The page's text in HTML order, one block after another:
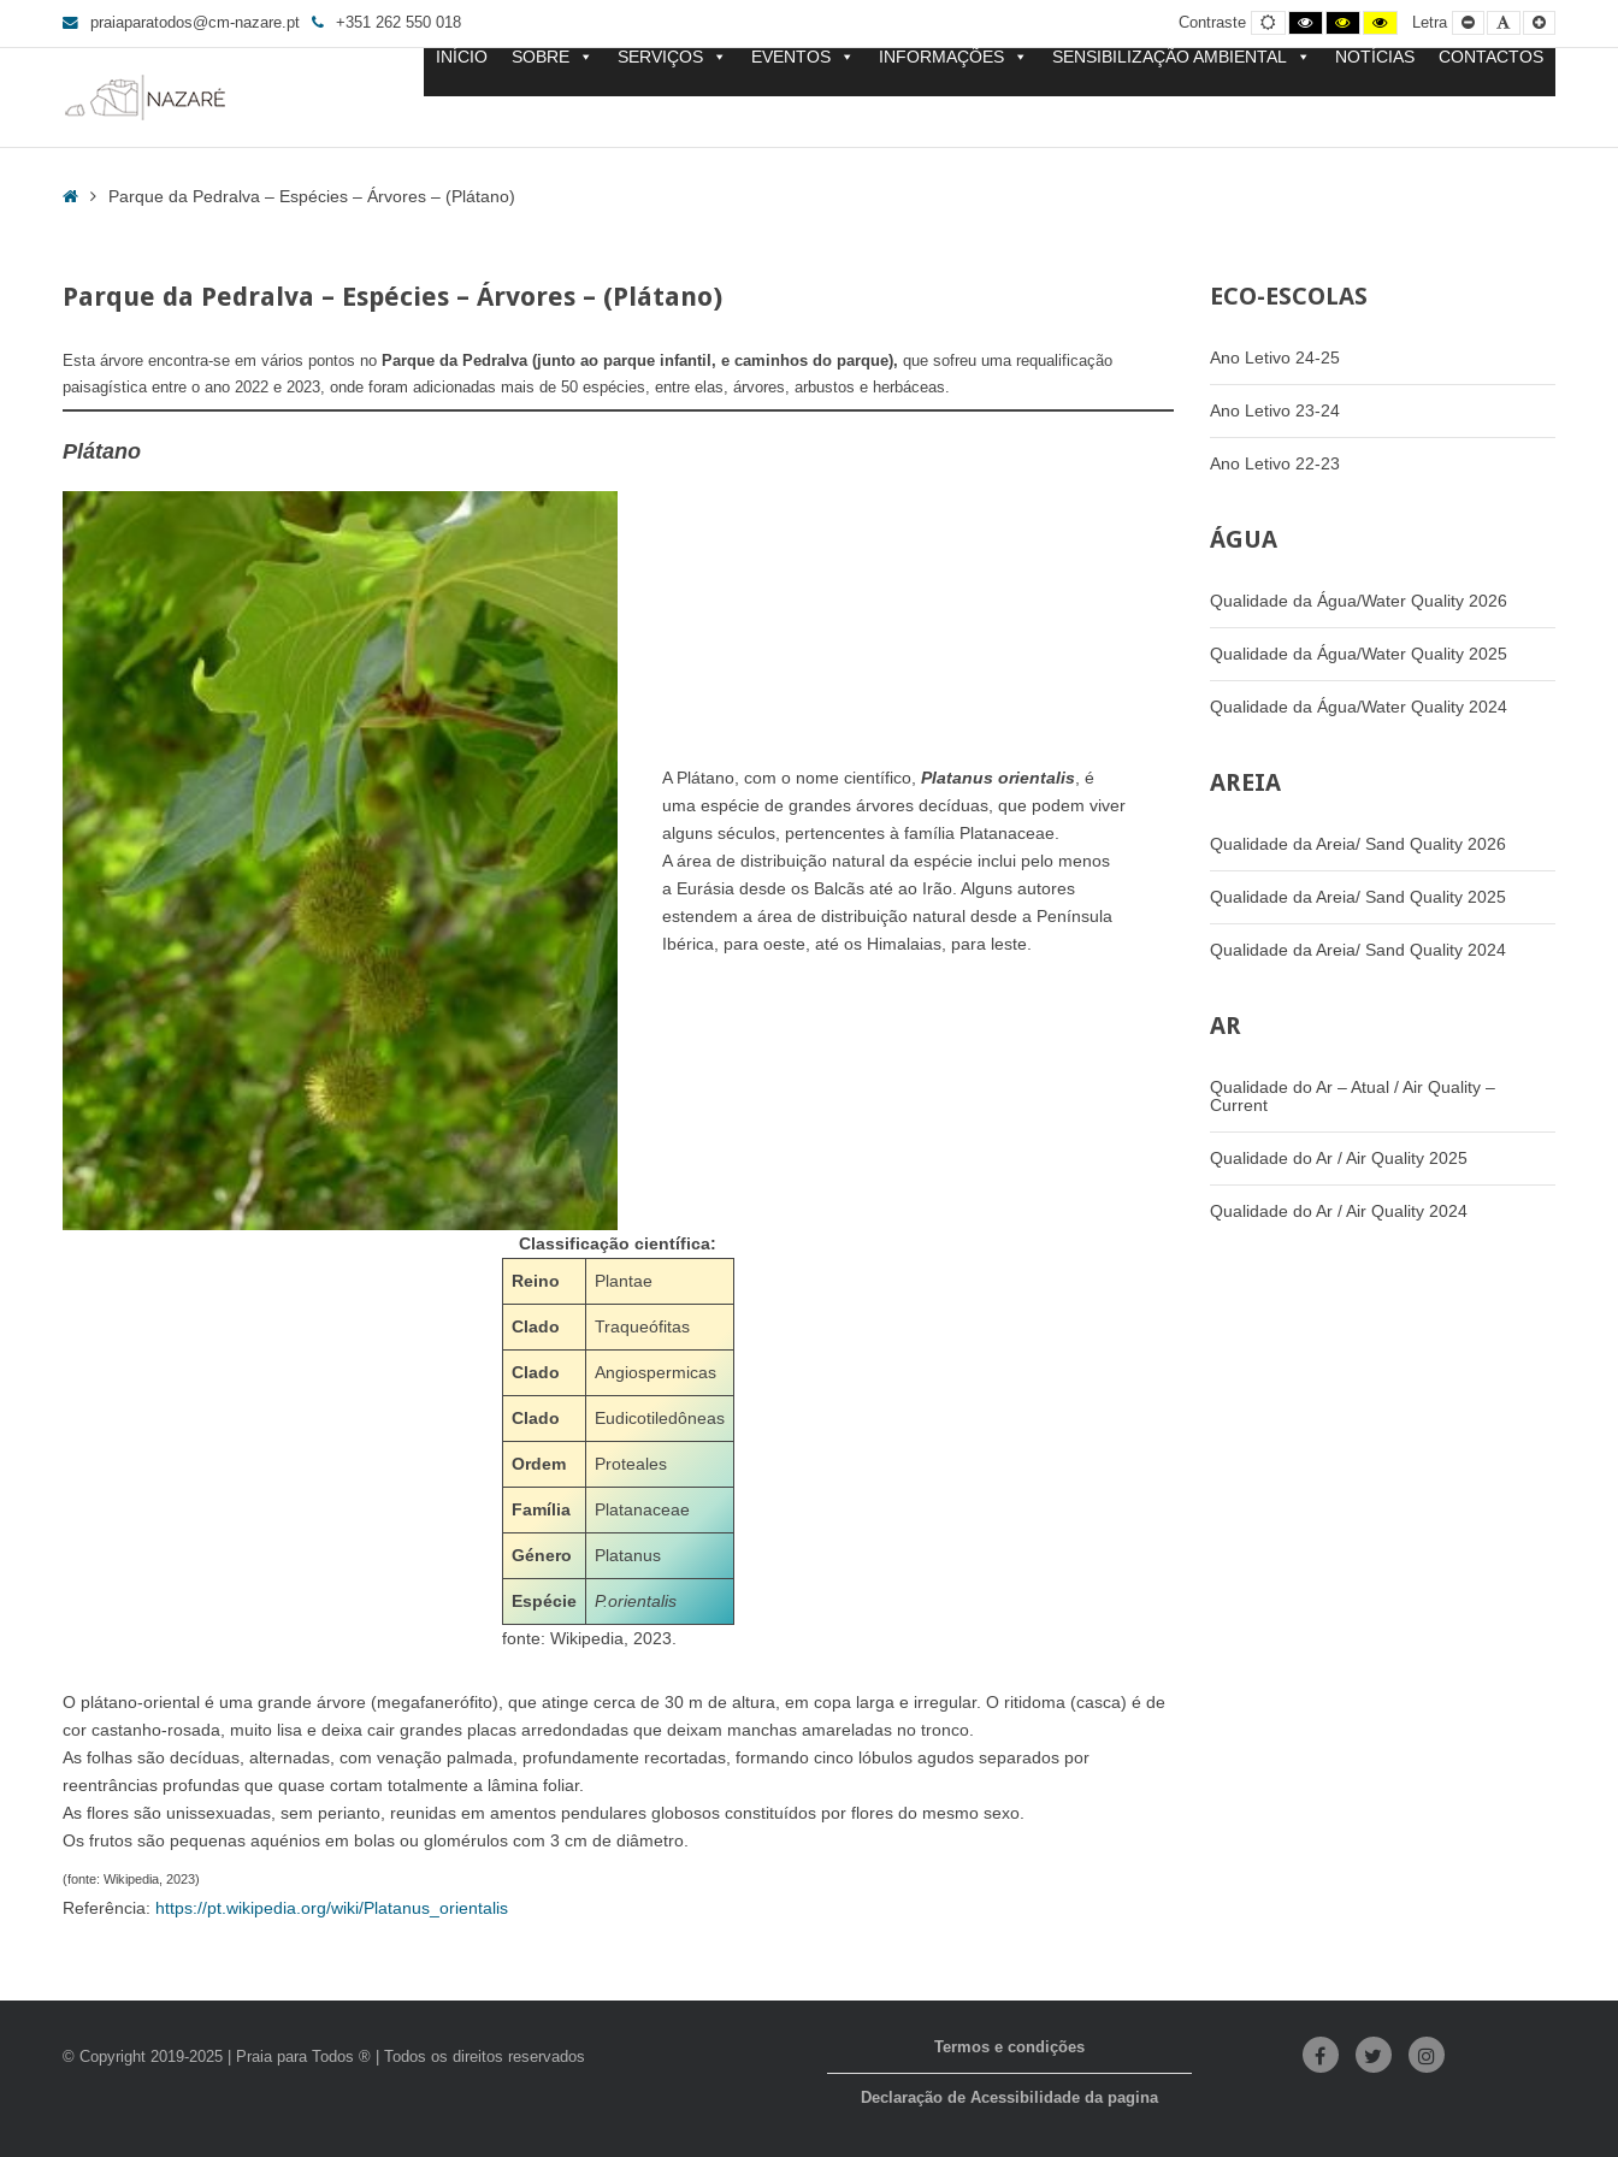
(Plátano)
praiaparatodos@cm-nazare.pt +351 262 550 018 Contraste
Contraste
normal
Contraste
preto
e
branco
Contraste
preto
e
amarelo
Yellow
and
Black
contrast
Letra
Smaller
Font
Letra
por
defeito
Letra
maior
INÍCIO SOBRE SERVIÇOS EVENTOS INFORMAÇÕES SENSIBILIZAÇÃO AMBIENTAL NOTÍCIAS CONTACTOS
HomeParque da Pedralva – Espécies – Árvores – (Plátano)
Parque da Pedralva – Espécies – Árvores – (Plátano)
Esta árvore encontra-se em vários pontos no Parque da Pedralva (junto ao parque infantil, e caminhos do parque), que sofreu uma requalificação
paisagística entre o ano 2022 e 2023, onde foram adicionadas mais de 50 espécies, entre elas, árvores, arbustos e herbáceas.
Plátano
A Plátano, com o nome científico,Platanus orientalis , é
uma espécie de grandes árvores decíduas, que podem viver
alguns séculos, pertencentes à família Platanaceae.
A área de distribuição natural da espécie inclui pelo menos
a Eurásia desde os Balcãs até ao Irão. Alguns autores
estendem a área de distribuição natural desde a Península
Ibérica, para oeste, até os Himalaias, para leste.
Classificação científica:
Reino
Plantae
Clado Traqueófitas
Clado Angiospermicas
Clado Eudicotiledôneas
Ordem Proteales
Família Platanaceae
Género Platanus
Espécie
P.orientalis
fonte: Wikipedia, 2023.
O plátano-oriental é uma grande árvore (megafanerófito), que atinge cerca de 30 m de altura, em copa larga e irregular. O ritidoma (casca) é de
cor castanho-rosada, muito lisa e deixa cair grandes placas arredondadas que deixam manchas amareladas no tronco.
As folhas são decíduas, alternadas, com venação palmada, profundamente recortadas, formando cinco lóbulos agudos separados por
reentrâncias profundas que quase cortam totalmente a lâmina foliar.
As flores são unissexuadas, sem perianto, reunidas em amentos pendulares globosos constituídos por flores do mesmo sexo.
Os frutos são pequenas aquénios em bolas ou glomérulos com 3 cm de diâmetro.
(fonte: Wikipedia, 2023)
Referência: https://pt.wikipedia.org/wiki/Platanus_orientalis
ECO-ESCOLAS
Ano Letivo 24-25
Ano Letivo 23-24
Ano Letivo 22-23
ÁGUA
Qualidade da Água/Water Quality 2026
Qualidade da Água/Water Quality 2025
Qualidade da Água/Water Quality 2024
AREIA
Qualidade da Areia/ Sand Quality 2026
Qualidade da Areia/ Sand Quality 2025
Qualidade da Areia/ Sand Quality 2024
AR
Qualidade do Ar – Atual / Air Quality –
Current
Qualidade do Ar / Air Quality 2025
Qualidade do Ar / Air Quality 2024
© Copyright 2019-2025 | Praia para Todos ® | Todos os direitos reservados
Termos e condições
Declaração de Acessibilidade da pagina